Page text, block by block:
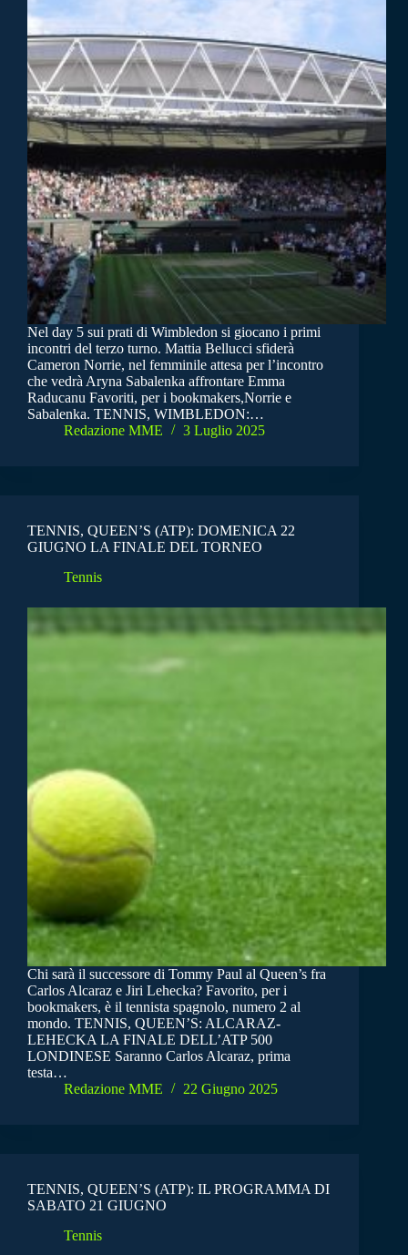
Nel day 5 sui prati di Wimbledon si giocano i primi
incontri del terzo turno. Mattia Bellucci sfiderà
Cameron Norrie, nel femminile attesa per l’incontro
che vedrà Aryna Sabalenka affrontare Emma
Raducanu Favoriti, per i bookmakers,Norrie e
Sabalenka. TENNIS, WIMBLEDON:…
Redazione MME
3 Luglio 2025
TENNIS, QUEEN’S (ATP): DOMENICA 22
GIUGNO LA FINALE DEL TORNEO
Tennis
Chi sarà il successore di Tommy Paul al Queen’s fra
Carlos Alcaraz e Jiri Lehecka? Favorito, per i
bookmakers, è il tennista spagnolo, numero 2 al
mondo. TENNIS, QUEEN’S: ALCARAZ-
LEHECKA LA FINALE DELL’ATP 500
LONDINESE Saranno Carlos Alcaraz, prima
testa…
Redazione MME
22 Giugno 2025
TENNIS, QUEEN’S (ATP): IL PROGRAMMA DI
SABATO 21 GIUGNO
Tennis